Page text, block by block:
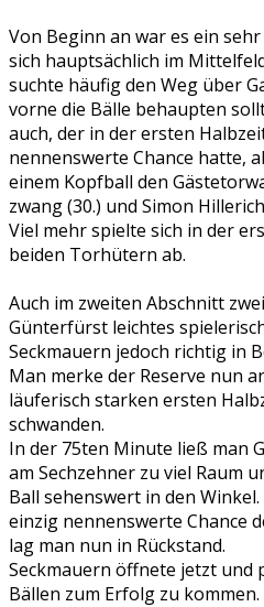
Von Beginn an war es ein
sich hauptsächlich im
suchte häufig den Weg über
vorne die Bälle behaupten
auch, der in der ersten
nennenswerte Chance hatte,
einem Kopfball den
zwang (30.) und Simon
Viel mehr spielte sich in der
beiden Torhütern ab.
Auch im zweiten Abschnitt
Günterfürst leichtes
Seckmauern jedoch richtig in
Man merke der Reserve nun
läuferisch starken ersten
schwanden.
In der 75ten Minute ließ man
am Sechzehner zu viel Raum
Ball sehenswert in den
einzig nennenswerte Chance
lag man nun in Rückstand.
Seckmauern öffnete jetzt und
Bällen zum Erfolg zu